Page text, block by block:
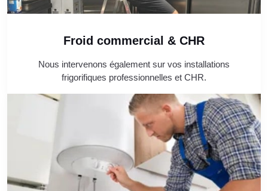
Froid commercial & CHR
Nous intervenons également sur vos installations
frigorifiques professionnelles et CHR.